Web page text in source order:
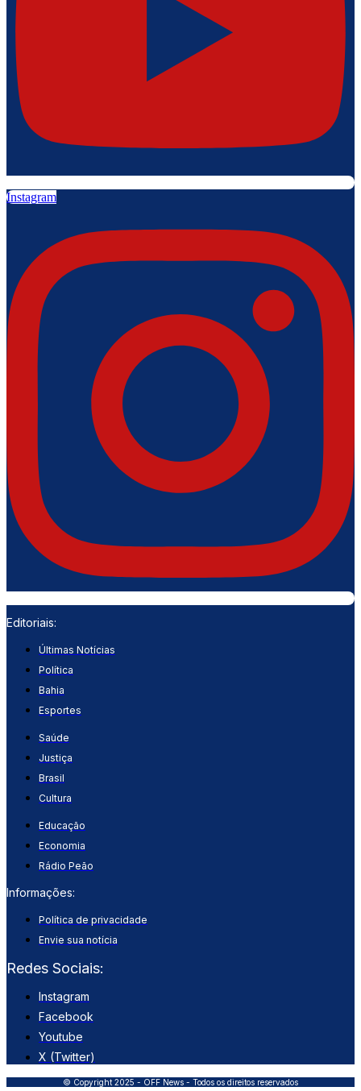
Instagram
Editoriais:
Últimas Notícias
Política
Bahia
Esportes
Saúde
Justiça
Brasil
Cultura
Educação
Economia
Rádio Peão
Informações:
Política de privacidade
Envie sua notícia
Redes Sociais:
Instagram
Facebook
Youtube
X (Twitter)
© Copyright 2025 - OFF News - Todos os direitos reservados